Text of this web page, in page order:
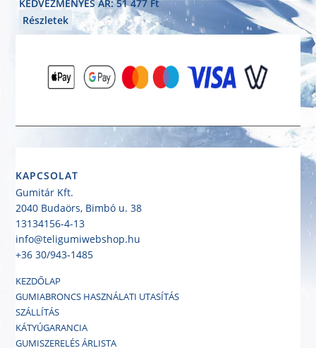
KEDVEZMÉNYES ÁR: 51 477 Ft
Részletek
KAPCSOLAT
Gumitár Kft.
2040 Budaörs, Bimbó u. 38
13134156-4-13
info@teligumiwebshop.hu
+36 30/943-1485
KEZDŐLAP
GUMIABRONCS HASZNÁLATI UTASÍTÁS
SZÁLLÍTÁS
KÁTYÚGARANCIA
GUMISZERELÉS ÁRLISTA